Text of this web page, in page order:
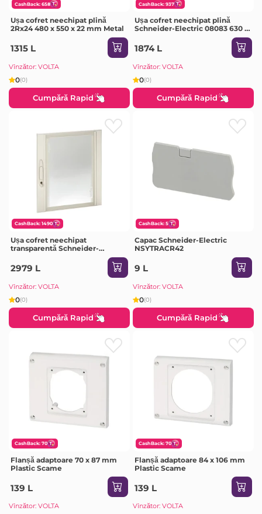
CashBack: 658
Ușa cofret neechipat plină
2Rx24 480 x 550 x 22 mm Metal
1315 L
Vînzător: VOLTA
0(0)
Cumpără Rapid
CashBack: 937
Ușa cofret neechipat plină
Schneider-Electric 08083 630 x
1874 L
Vînzător: VOLTA
0(0)
Cumpără Rapid
CashBack: 1490
Ușa cofret neechipat
transparentă Schneider-
Electric 08093 630 x 550 x 22
mm metal
2979 L
Vînzător: VOLTA
0(0)
Cumpără Rapid
CashBack: 5
Capac Schneider-Electric
NSYTRACR42
9 L
Vînzător: VOLTA
0(0)
Cumpără Rapid
CashBack: 70
Flanșă adaptoare 70 x 87 mm
Plastic Scame
139 L
Vînzător: VOLTA
CashBack: 70
Flanșă adaptoare 84 x 106 mm
Plastic Scame
139 L
Vînzător: VOLTA